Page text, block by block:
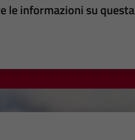
le informazioni su questa